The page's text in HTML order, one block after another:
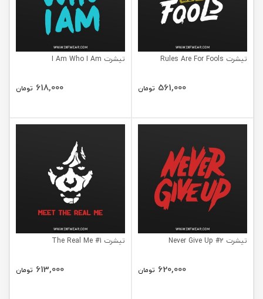
تیشرت Rules Are For Fools
561,000 تومان
تیشرت I Am Who I Am
618,000 تومان
تیشرت Never Give Up #2
620,000 تومان
تیشرت The Real Me #1
613,000 تومان